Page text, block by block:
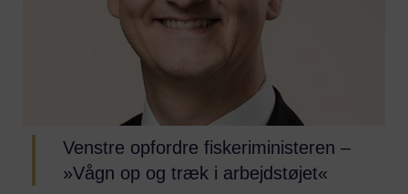
Venstre opfordre fiskeriministeren –
»Vågn op og træk i arbejdstøjet«